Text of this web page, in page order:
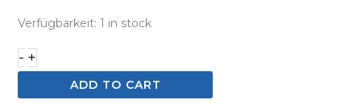
Verfügbarkeit: 1 in stock
- +
ADD TO CART